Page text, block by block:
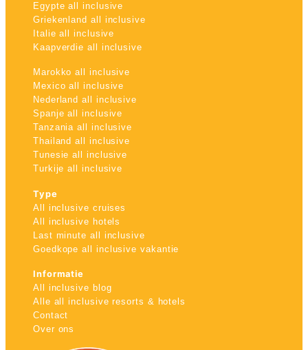
Egypte all inclusive
Griekenland all inclusive
Italie all inclusive
Kaapverdie all inclusive
Marokko all inclusive
Mexico all inclusive
Nederland all inclusive
Spanje all inclusive
Tanzania all inclusive
Thailand all inclusive
Tunesie all inclusive
Turkije all inclusive
Type
All inclusive cruises
All inclusive hotels
Last minute all inclusive
Goedkope all inclusive vakantie
Informatie
All inclusive blog
Alle all inclusive resorts & hotels
Contact
Over ons